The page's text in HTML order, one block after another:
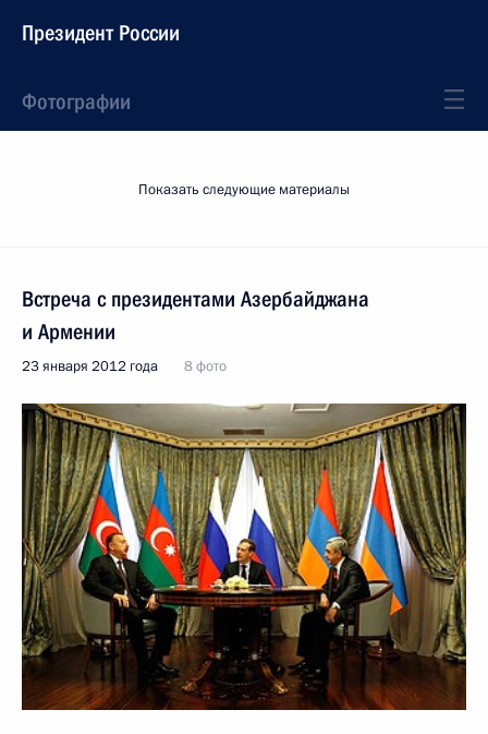
Президент России
Фотографии
Показать следующие материалы
Встреча с президентами Азербайджана
и Армении
23 января 2012 года 8 фото